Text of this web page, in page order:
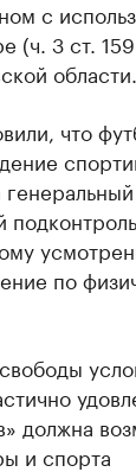
с
(ч. 3 ст.
области.
что
по
должна
и спорта